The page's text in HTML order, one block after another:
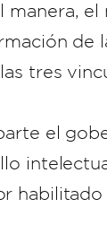
manera,
de
tres
el
habilitado